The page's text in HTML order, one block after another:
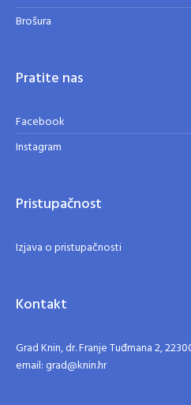
Brošura
Pratite nas
Facebook
Instagram
Pristupačnost
Izjava o pristupačnosti
Kontakt
Grad Knin, dr. Franje Tuđmana 2,
email: grad@knin.hr